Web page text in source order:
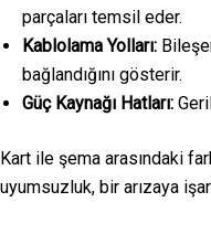
parçaları temsil eder.
Kablolama Yolları:
bağlandığını gösterir.
Güç Kaynağı Hatları:
Kart ile şema arasındaki
uyumsuzluk, bir arızaya